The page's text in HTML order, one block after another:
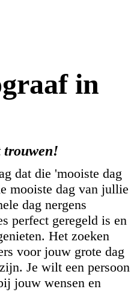
in
trouwen!
dat die 'mooiste dag
mooiste dag van jullie
dag nergens
perfect geregeld is en
Het zoeken
voor jouw grote dag
Je wilt een persoon
jouw wensen en